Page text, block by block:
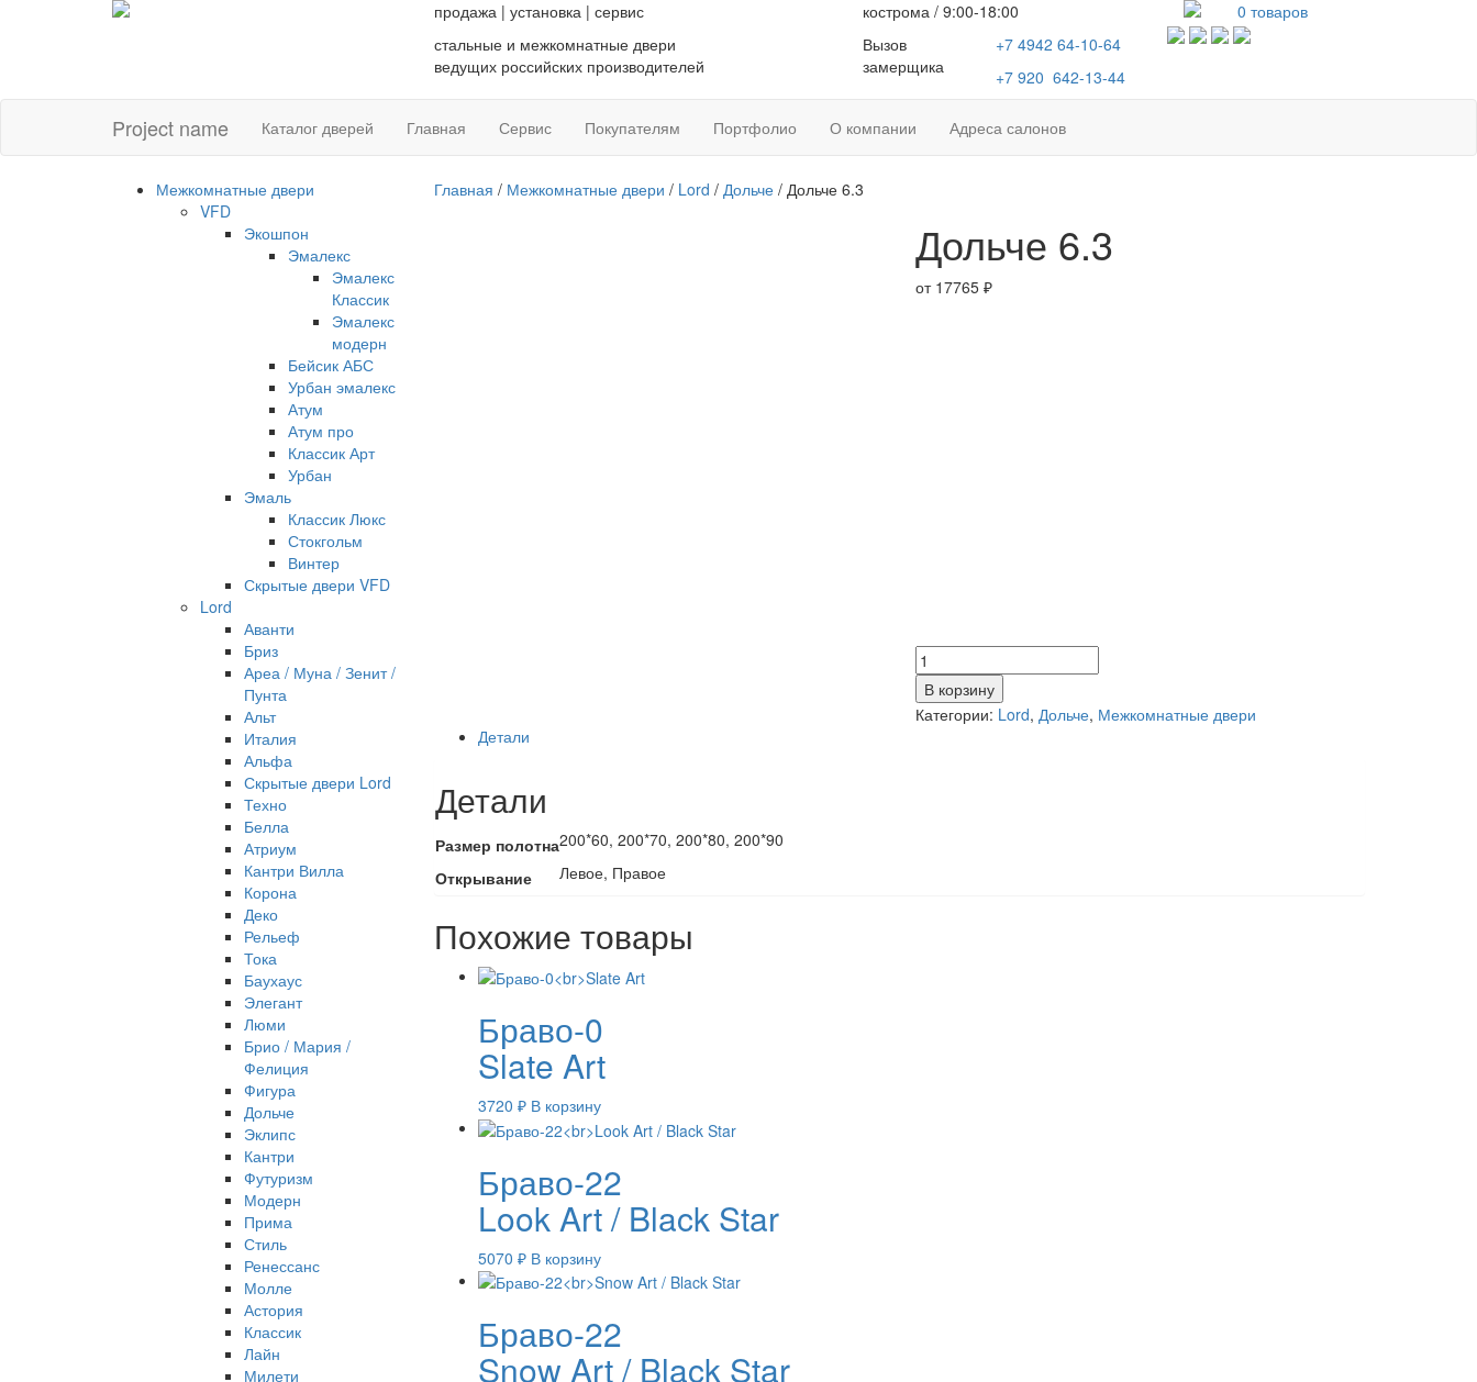
продажа | установка | сервис
стальные и межкомнатные двери
ведущих российских производителей
кострома / 9:00-18:00
Вызов
замерщика
+7 494264-10-64
+7920 642-13-44
0 товаров
Project name Каталог дверей Главная Сервис Покупателям Портфолио О компании Адреса салонов
Межкомнатные двери
VFD
Экошпон
Эмалекс
Эмалекс
Классик
Эмалекс
модерн
Бейсик АБС
Урбан эмалекс
Атум
Атум про
Классик Арт
Урбан
Эмаль
Классик Люкс
Стокгольм
Винтер
Скрытые двери VFD
Lord
Аванти
Бриз
Ареа / Муна / Зенит /
Пунта
Альт
Италия
Альфа
Скрытые двери Lord
Техно
Белла
Атриум
Кантри Вилла
Корона
Деко
Рельеф
Тока
Баухаус
Элегант
Люми
Брио / Мария /
Фелиция
Фигура
Дольче
Эклипс
Кантри
Футуризм
Модерн
Прима
Стиль
Ренессанс
Молле
Астория
Классик
Лайн
Милети
Главная / Межкомнатные двери / Lord / Дольче/ Дольче 6.3
Дольче 6.3
от 17765₽
Количество
товара
Дольче
6.3
В корзину
Категории: Lord,Дольче, Межкомнатные двери
Детали
Детали
Размер полотна200*60, 200*70, 200*80, 200*90
Открывание
Левое, Правое
Похожие товары
Браво-0
Slate Art
3720 ₽ В корзину
Браво-22
Look Art / Black Star
5070 ₽ В корзину
Браво-22
Snow Art / Black Star